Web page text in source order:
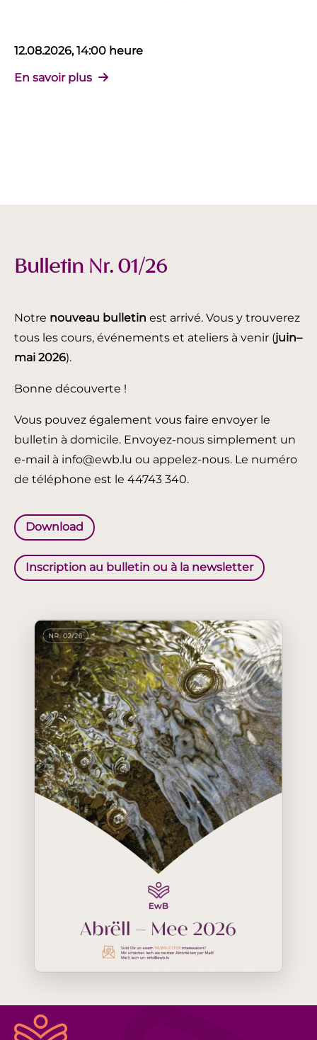
12.08.2026, 14:00 heure
En savoir plus
Bulletin Nr. 01/26
Notre nouveau bulletin est arrivé. Vous y trouverez
tous les cours, événements et ateliers à venir (juin–
mai 2026).
Bonne découverte !
Vous pouvez également vous faire envoyer le
bulletin à domicile. Envoyez-nous simplement un
e-mail à info@ewb.lu ou appelez-nous. Le numéro
de téléphone est le 44743 340.
Download
Inscription au bulletin ou à la newsletter